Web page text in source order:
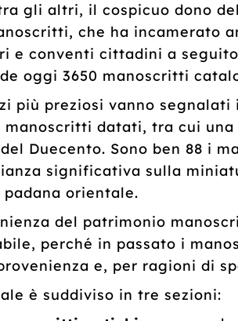
gli altri, il cospicuo dono
che ha incamerato
e conventi cittadini a
oggi 3650 manoscritti
più preziosi vanno
datati, tra cui una
Duecento. Sono ben 88 i
significativa sulla
orientale.
del patrimonio
perché in passato i
e, per ragioni di
è suddiviso in tre sezioni: